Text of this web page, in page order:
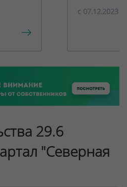
c 07.12.2023
29.6
"Северная